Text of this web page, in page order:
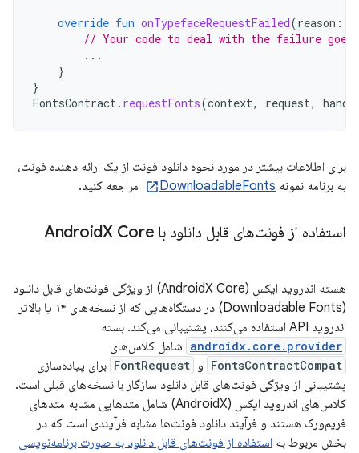
override fun onTypefaceRequestFailed(reason :
// Your code to deal with the failure goes
...
}
}
FontsContract. requestFonts(context, request,
برای اطلاعات بیشتر در مورد نحوه دانلود فونت از یک ارائه دهنده فونت،
به برنامه نمونه DownloadableFonts مراجعه کنید.
استفاده از فونت‌های قابل دانلود با Android X Core
هسته اندروید ایکس (AndroidX Core) از ویژگی فونت‌های قابل دانلود
(Downloadable Fonts) در دستگاه‌هایی که از نسخه‌های ۱۴ یا بالاتر
اندروید API استفاده می‌کنند، پشتیبانی می‌کند. بسته
androidx.core.provider شامل کلاس‌های
FontsContractCompat و FontRequest برای پیاده‌سازی
پشتیبانی از ویژگی فونت‌های قابل دانلود سازگار با نسخه‌های قبلی است.
کلاس‌های اندروید ایکس (AndroidX) شامل متدهایی مشابه متدهای
فریم‌ورک هستند و فرآیند دانلود فونت‌ها مشابه فرآیندی است که در
بخش مربوط به استفاده از فونت‌های قابل دانلود به صورت برنامه‌نویسی